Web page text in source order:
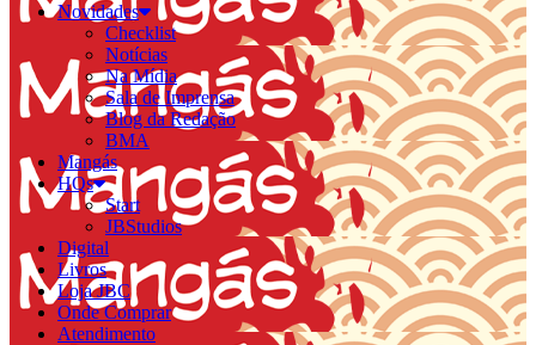
Novidades
Checklist
Notícias
Na Mídia
Sala de Imprensa
Blog da Redação
BMA
Mangás
HQs
Start
JBStudios
Digital
Livros
Loja JBC
Onde Comprar
Atendimento